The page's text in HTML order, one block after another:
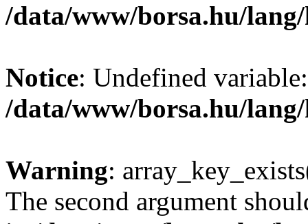
/data/www/borsa.hu/
Notice: Undefined
/data/www/borsa.hu/
Warning:
The second argument